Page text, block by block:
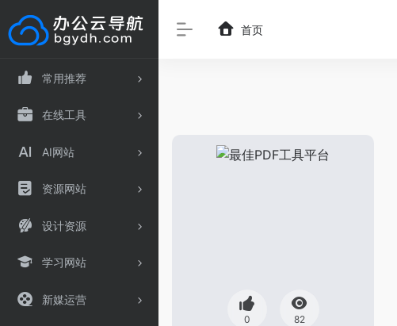
常用推荐
在线工具
AI网站
资源网站
设计资源
学习网站
新媒运营
首页
0 82